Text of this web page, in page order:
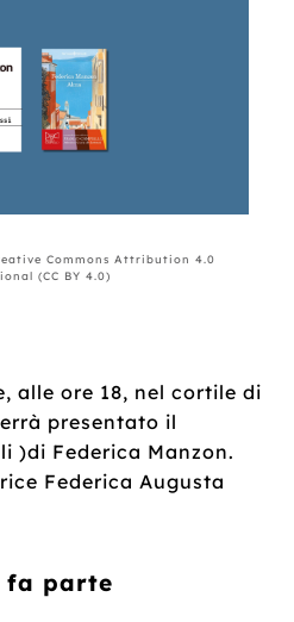
Commons Attribution 4.0
(CC BY 4.0)
alle ore 18, nel cortile di
presentato il
)di Federica Manzon.
Federica Augusta
parte